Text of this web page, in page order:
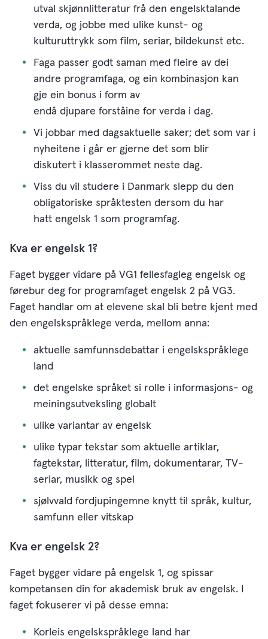
utval skjønnlitteratur frå den engelsktalande
verda, og jobbe med ulike kunst- og
kulturuttrykk som film, seriar, bildekunst etc.
Faga passer godt saman med fleire av dei
andre programfaga, og ein kombinasjon kan
gje ein bonus i form av
endå djupare forståine for verda i dag.
Vi jobbar med dagsaktuelle saker; det som var i
nyheitene i går er gjerne det som blir
diskutert i klasserommet neste dag.
Viss du vil studere i Danmark slepp du den
obligatoriske språktesten dersom du har
hatt engelsk 1 som programfag.
Kva er engelsk 1?
Faget bygger vidare på VG1 fellesfagleg engelsk og
førebur deg for programfaget engelsk 2 på VG3.
Faget handlar om at elevene skal bli betre kjent med
den engelskspråklege verda, mellom anna:
aktuelle samfunnsdebattar i engelskspråklege
land
det engelske språket si rolle i informasjons- og
meiningsutveksling globalt
ulike variantar av engelsk
ulike typar tekstar som aktuelle artiklar,
fagtekstar, litteratur, film, dokumentarar, TV-
seriar, musikk og spel
sjølvvald fordjupingemne knytt til språk, kultur,
samfunn eller vitskap
Kva er engelsk 2?
Faget bygger vidare på engelsk 1, og spissar
kompetansen din for akademisk bruk av engelsk. I
faget fokuserer vi på desse emna:
Korleis engelskspråklege land har